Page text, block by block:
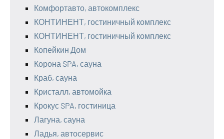
Комфортавто, автокомплекс
КОНТИНЕНТ, гостиничный комплекс
КОНТИНЕНТ, гостиничный комплекс
Копейкин Дом
Корона SPA, сауна
Краб, сауна
Кристалл, автомойка
Крокус SPA, гостиница
Лагуна, сауна
Ладья, автосервис